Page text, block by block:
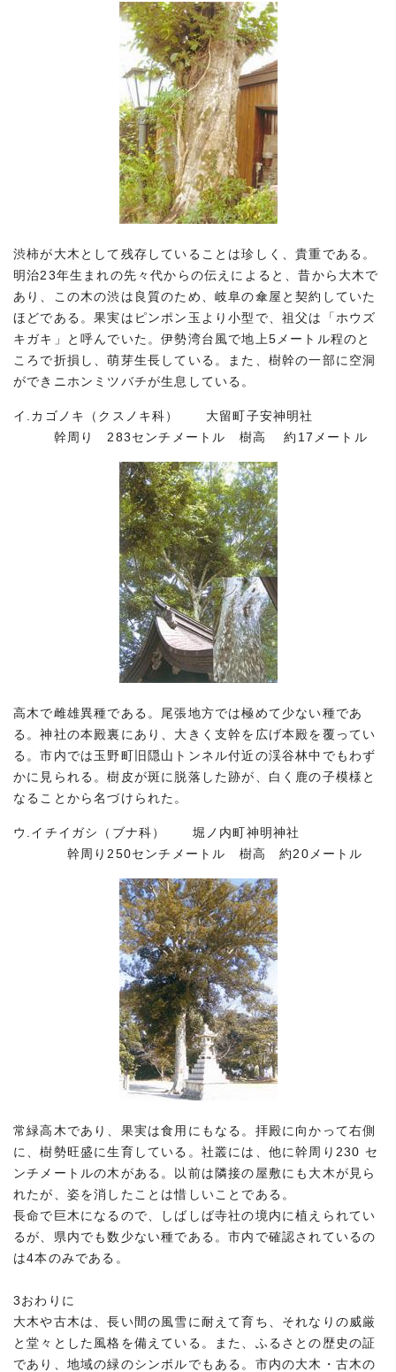
渋柿が大木として残存していることは珍しく、貴重である。
明治23年生まれの先々代からの伝えによると、昔から大木で
あり、この木の渋は良質のため、岐阜の傘屋と契約していた
ほどである。果実はピンポン玉より小型で、祖父は「ホウズ
キガキ」と呼んでいた。伊勢湾台風で地上5メートル程のと
ころで折損し、萌芽生長している。また、樹幹の一部に空洞
ができニホンミツバチが生息している。
イ.カゴノキ（クスノキ科） 大留町子安神明社
幹周り 283センチメートル 樹高 約17メートル
高木で雌雄異種である。尾張地方では極めて少ない種であ
る。神社の本殿裏にあり、大きく支幹を広げ本殿を覆ってい
る。市内では玉野町旧隠山トンネル付近の渓谷林中でもわず
かに見られる。樹皮が斑に脱落した跡が、白く鹿の子模様と
なることから名づけられた。
ウ.イチイガシ（ブナ科） 堀ノ内町神明神社
幹周り250センチメートル 樹高 約20メートル
常緑高木であり、果実は食用にもなる。拝殿に向かって右側
に、樹勢旺盛に生育している。社叢には、他に幹周り230 セ
ンチメートルの木がある。以前は隣接の屋敷にも大木が見ら
れたが、姿を消したことは惜しいことである。
長命で巨木になるので、しばしば寺社の境内に植えられてい
るが、県内でも数少ない種である。市内で確認されているの
は4本のみである。
3おわりに
大木や古木は、長い間の風雪に耐えて育ち、それなりの威厳
と堂々とした風格を備えている。また、ふるさとの歴史の証
であり、地域の緑のシンボルでもある。市内の大木・古木の